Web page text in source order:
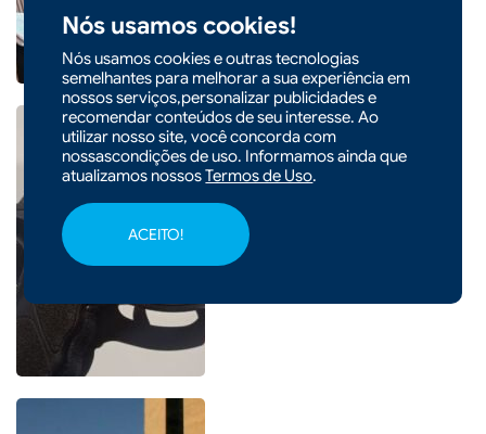
Nós usamos cookies!
Nós usamos cookies e outras tecnologias
semelhantes para melhorar a sua experiência em
nossos serviços,personalizar publicidades e
recomendar conteúdos de seu interesse. Ao
utilizar nosso site, você concorda com
nossascondições de uso. Informamos ainda que
atualizamos nossosTermos de Uso.
ACEITO!
|
Homem é preso com pistola
furtada e munições em Xaxim